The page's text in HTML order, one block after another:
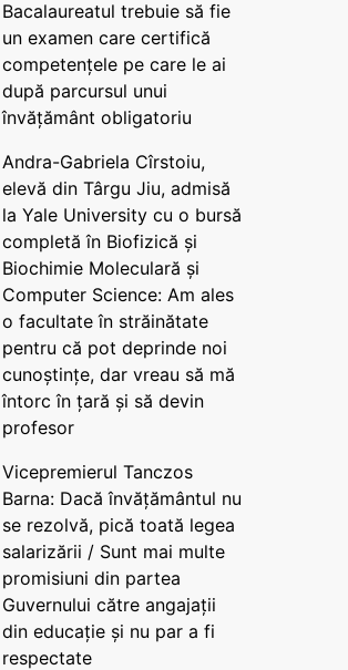
Bacalaureatul trebuie să fie
un examen care certifică
competențele pe care le ai
după parcursul unui
învățământ obligatoriu
Andra-Gabriela Cîrstoiu,
elevă din Târgu Jiu, admisă
la Yale University cu o bursă
completă în Biofizică și
Biochimie Moleculară și
Computer Science: Am ales
o facultate în străinătate
pentru că pot deprinde noi
cunoștințe, dar vreau să mă
întorc în țară și să devin
profesor
Vicepremierul Tanczos
Barna: Dacă învățământul nu
se rezolvă, pică toată legea
salarizării / Sunt mai multe
promisiuni din partea
Guvernului către angajații
din educație și nu par a fi
respectate